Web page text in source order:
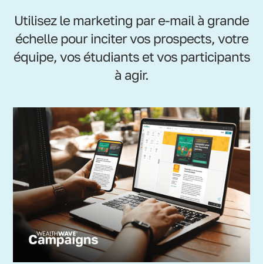
Utilisez le marketing par e-mail à grande
échelle pour inciter vos prospects, votre
équipe, vos étudiants et vos participants
à agir.